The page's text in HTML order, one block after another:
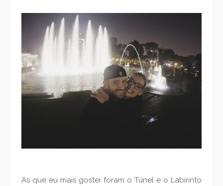
As que eu mais gostei foram o Túnel e o Labirinto